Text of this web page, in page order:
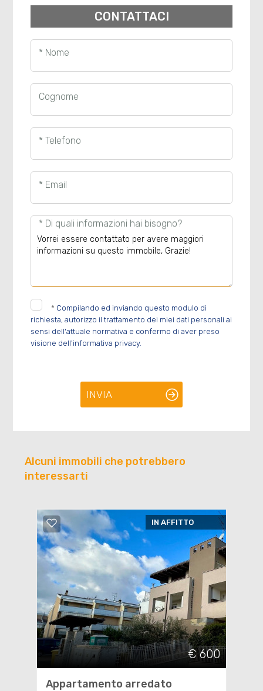
CONTATTACI
* Nome
Cognome
* Telefono
* Email
* Di quali informazioni hai bisogno?
* Compilando ed inviando questo modulo di
richiesta, autorizzo il trattamento dei miei dati personali ai
sensi dell'attuale normativa e confermo di aver preso
visione dell'informativa privacy.
INVIA
Alcuni immobili che potrebbero
interessarti
IN AFFITTO
€ 600
Appartamento arredato